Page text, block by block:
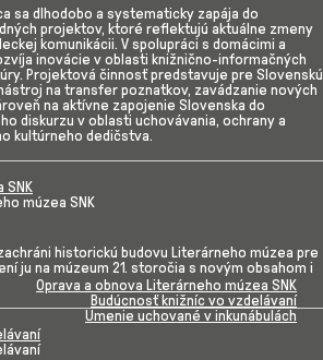
Oprava a obnova Literárneho múzea SNK
Budúcnosť knižníc vo vzdelávaní
Umenie uchované v inkunábulách
sa dlhodobo a systematicky zapája do
projektov, ktoré reflektujú aktuálne zmeny
komunikácii. V spolupráci s domácimi a
inovácie v oblasti knižnično-informačných
Projektová činnosť predstavuje pre Slovenskú
na transfer poznatkov, zavádzanie nových
na aktívne zapojenie Slovenska do
diskurzu v oblasti uchovávania, ochrany a
kultúrneho dedičstva.
SNK
múzea SNK
historickú budovu Literárneho múzea pre
ju na múzeum 21. storočia s novým obsahom i